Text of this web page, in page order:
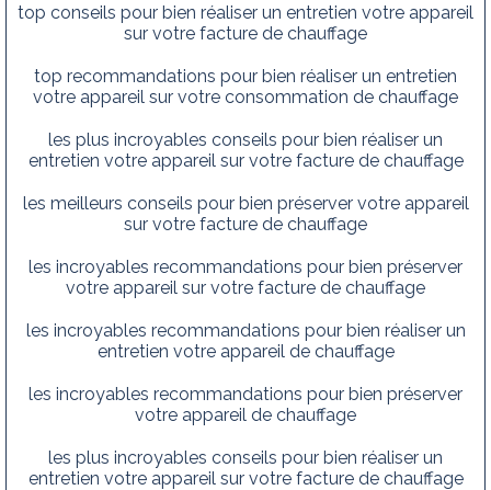
top conseils pour bien réaliser un entretien votre appareil
sur votre facture de chauffage
top recommandations pour bien réaliser un entretien
votre appareil sur votre consommation de chauffage
les plus incroyables conseils pour bien réaliser un
entretien votre appareil sur votre facture de chauffage
les meilleurs conseils pour bien préserver votre appareil
sur votre facture de chauffage
les incroyables recommandations pour bien préserver
votre appareil sur votre facture de chauffage
les incroyables recommandations pour bien réaliser un
entretien votre appareil de chauffage
les incroyables recommandations pour bien préserver
votre appareil de chauffage
les plus incroyables conseils pour bien réaliser un
entretien votre appareil sur votre facture de chauffage